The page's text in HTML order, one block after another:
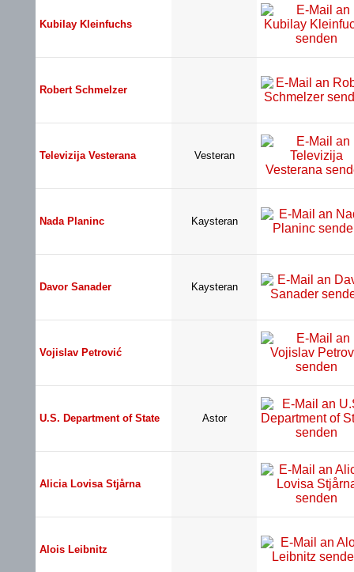
Kubilay Kleinfuchs
Robert Schmelzer
Televizija Vesterana Vesteran
Nada Planinc Kaysteran
Davor Sanader Kaysteran
Vojislav Petrović
U.S. Department of State Astor
Alicia Lovisa Stjårna
Alois Leibnitz